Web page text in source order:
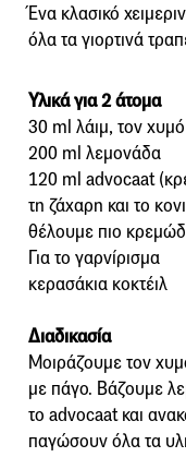
Ένα κλασικό
όλα τα γιορτινά
Υλικά για 2 άτομα
30 ml λάιμ, τον χυμό
200 ml λεμονάδα
120 ml advocaat
τη ζάχαρη και το
θέλουμε πιο
Για το γαρνίρισμα
κερασάκια κοκτέιλ
Διαδικασία
Μοιράζουμε τον
με πάγο. Βάζουμε
το advocaat και
παγώσουν όλα τα